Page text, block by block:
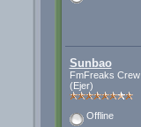
Sunbao
FmFreaks Crew
(Ejer)
Offline